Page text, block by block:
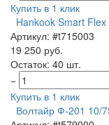
Купить в 1 клик
Hankook Smart
Артикул: #t715003
19 250 руб.
Остаток: 40 шт.
−
Купить в 1 клик
Волтайр Ф-201 10/